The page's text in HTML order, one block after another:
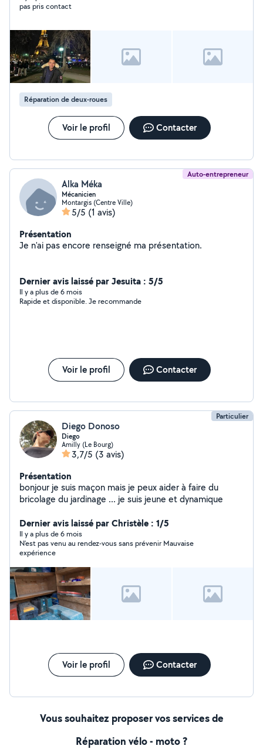
pas pris contact
Réparation de deux-roues
Voir le profil Contacter
Auto-entrepreneur
Alka Méka
Mécanicien
Montargis (Centre Ville)
5/5 (1 avis)
Présentation
Je n'ai pas encore renseigné ma présentation.
Dernier avis laissé par Jesuita : 5/5
Il y a plus de 6 mois
Rapide et disponible. Je recommande
Voir le profil Contacter
Particulier
Diego Donoso
Diego
Amilly (Le Bourg)
3,7/5 (3 avis)
Présentation
bonjour je suis maçon mais je peux aider à faire du
bricolage du jardinage ... je suis jeune et dynamique
Dernier avis laissé par Christèle : 1/5
Il y a plus de 6 mois
N’est pas venu au rendez-vous sans prévenir Mauvaise
expérience
Voir le profil Contacter
Vous souhaitez proposer vos services de
Réparation vélo - moto ?